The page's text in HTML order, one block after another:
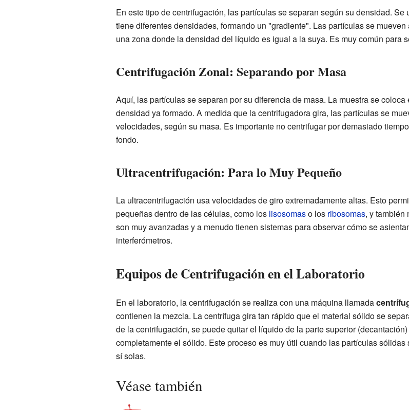
En este tipo de centrifugación, las partículas se separan según su densidad.
tiene diferentes densidades, formando un "gradiente". Las partículas se
una zona donde la densidad del líquido es igual a la suya. Es muy común para
Centrifugación Zonal: Separando por Masa
Aquí, las partículas se separan por su diferencia de masa. La muestra se
densidad ya formado. A medida que la centrifugadora gira, las partículas se
velocidades, según su masa. Es importante no centrifugar por demasiado
fondo.
Ultracentrifugación: Para lo Muy Pequeño
La ultracentrifugación usa velocidades de giro extremadamente altas. Esto
pequeñas dentro de las células, como los lisosomaso los ribosomas, y también
son muy avanzadas y a menudo tienen sistemas para observar cómo se
interferómetros.
Equipos de Centrifugación en el Laboratorio
En el laboratorio, la centrifugación se realiza con una máquina llamada
contienen la mezcla. La centrífuga gira tan rápido que el material sólido se
de la centrifugación, se puede quitar el líquido de la parte superior
completamente el sólido. Este proceso es muy útil cuando las partículas
sí solas.
Véase también